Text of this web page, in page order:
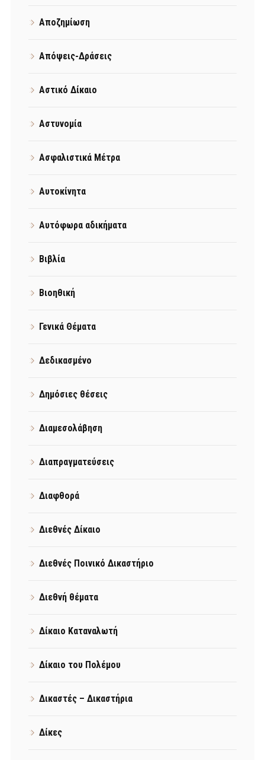
Αποζημίωση
Απόψεις-Δράσεις
Αστικό Δίκαιο
Αστυνομία
Ασφαλιστικά Μέτρα
Αυτοκίνητα
Αυτόφωρα αδικήματα
Βιβλία
Βιοηθική
Γενικά Θέματα
Δεδικασμένο
Δημόσιες θέσεις
Διαμεσολάβηση
Διαπραγματεύσεις
Διαφθορά
Διεθνές Δίκαιο
Διεθνές Ποινικό Δικαστήριο
Διεθνή θέματα
Δίκαιο Καταναλωτή
Δίκαιο του Πολέμου
Δικαστές – Δικαστήρια
Δίκες